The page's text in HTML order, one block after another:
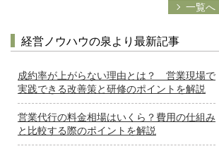
一覧へ
経営ノウハウの泉より最新記事
成約率が上がらない理由とは？ 営業現場で
実践できる改善策と研修のポイントを解説
営業代行の料金相場はいくら？費用の仕組み
と比較する際のポイントを解説